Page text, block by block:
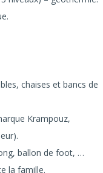
chaises et bancs de
Krampouz,
ballon de foot, …
la famille.